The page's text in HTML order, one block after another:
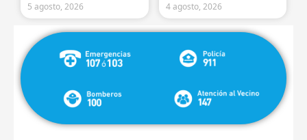
5 agosto, 2026 4 agosto, 2026